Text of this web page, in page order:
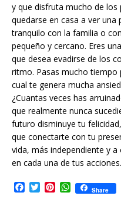
y que disfruta mucho de los
quedarse en casa a ver una
tranquilo con la familia o
pequeño y cercano. Eres
que desea evadirse de los
ritmo. Pasas mucho tiempo
cual te genera mucha
¿Cuantas veces has
que realmente nunca
futuro disminuye tu
que conectarte con tu
vida, más independiente y
en cada una de tus acciones.
T
P
W
h
Share